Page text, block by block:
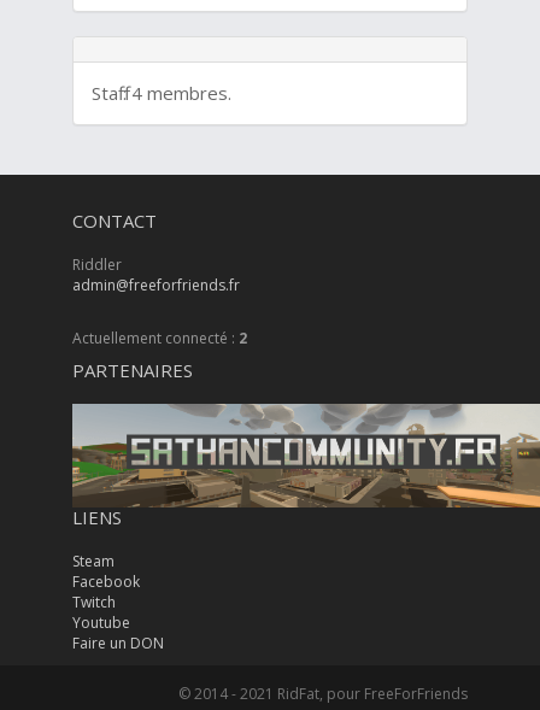
Staff : 4 membres.
CONTACT
Riddler
admin@freeforfriends.fr
Actuellement connecté : 2
PARTENAIRES
LIENS
Steam
Facebook
Twitch
Youtube
Faire un DON
© 2014 - 2021 RidFat, pour FreeForFriends